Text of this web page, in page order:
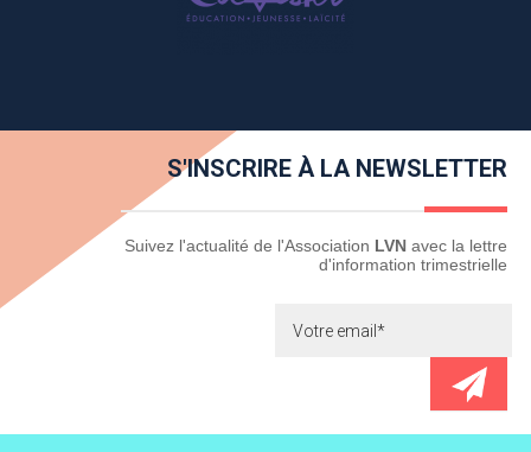
S'INSCRIRE À LA NEWSLETTER
Newsletter Suivez l'actualité de l'Association LVN avec la lettre
d'information trimestrielle